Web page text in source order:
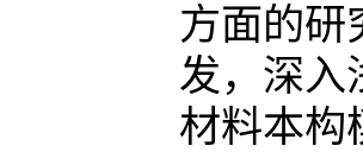
方面的研
发，深入
材料本构